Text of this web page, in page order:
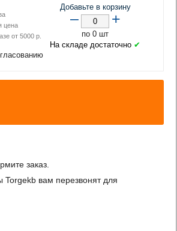
цена
от5000 р.
Добавьте в корзину
– +
по 0 шт
На складе достаточно ✔
заказ.
вам перезвонят для